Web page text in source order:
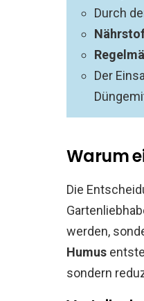
Durch
Der
Warum
Die
werden,
Humus
sondern